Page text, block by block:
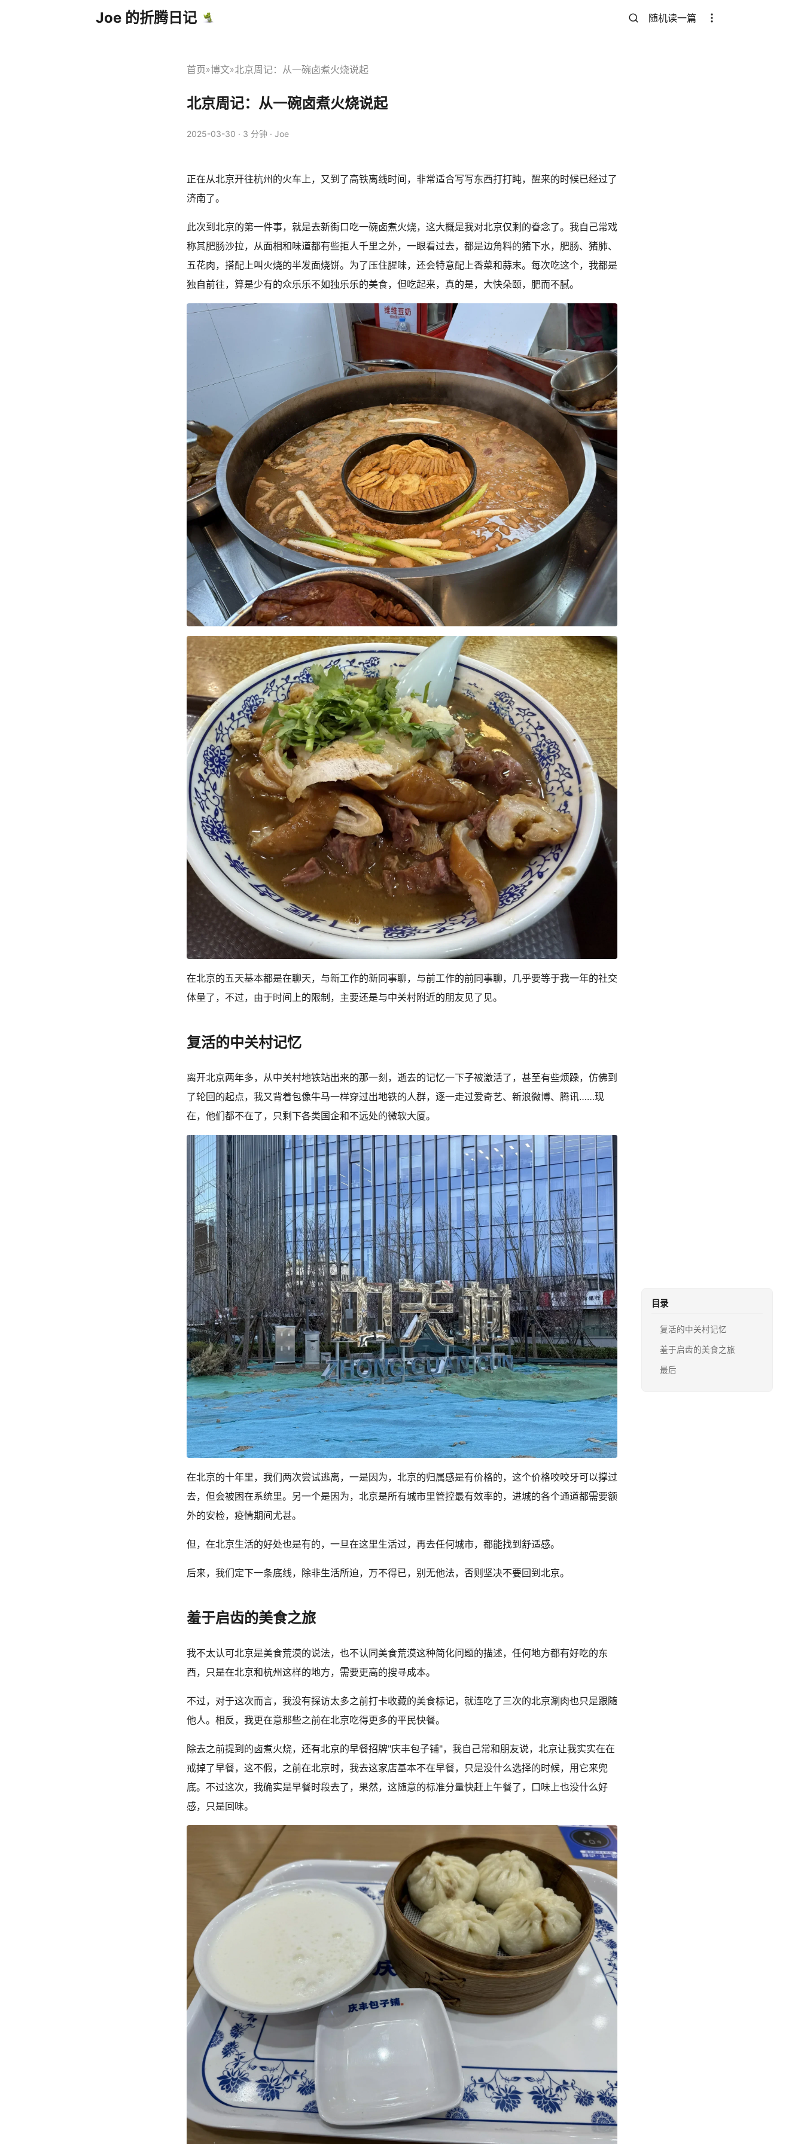
Joe 的折腾日记 随机读一篇
首页»博文»北京周记：从一碗卤煮火烧说起
北京周记：从一碗卤煮火烧说起
2025-03-30 · 3 分钟 · Joe
正在从北京开往杭州的火车上，又到了高铁离线时间，非常适合写写东西打打盹，醒来的时候已经过了
济南了。
此次到北京的第一件事，就是去新街口吃一碗卤煮火烧，这大概是我对北京仅剩的眷念了。我自己常戏
称其肥肠沙拉，从面相和味道都有些拒人千里之外，一眼看过去，都是边角料的猪下水，肥肠、猪肺、
五花肉，搭配上叫火烧的半发面烧饼。为了压住腥味，还会特意配上香菜和蒜末。每次吃这个，我都是
独自前往，算是少有的众乐乐不如独乐乐的美食，但吃起来，真的是，大快朵颐，肥而不腻。
在北京的五天基本都是在聊天，与新工作的新同事聊，与前工作的前同事聊，几乎要等于我一年的社交
体量了，不过，由于时间上的限制，主要还是与中关村附近的朋友见了见。
复活的中关村记忆
离开北京两年多，从中关村地铁站出来的那一刻，逝去的记忆一下子被激活了，甚至有些烦躁，仿佛到
了轮回的起点，我又背着包像牛马一样穿过出地铁的人群，逐一走过爱奇艺、新浪微博、腾讯……现
在，他们都不在了，只剩下各类国企和不远处的微软大厦。
在北京的十年里，我们两次尝试逃离，一是因为，北京的归属感是有价格的，这个价格咬咬牙可以撑过
去，但会被困在系统里。另一个是因为，北京是所有城市里管控最有效率的，进城的各个通道都需要额
外的安检，疫情期间尤甚。
但，在北京生活的好处也是有的，一旦在这里生活过，再去任何城市，都能找到舒适感。
后来，我们定下一条底线，除非生活所迫，万不得已，别无他法，否则坚决不要回到北京。
羞于启齿的美食之旅
我不太认可北京是美食荒漠的说法，也不认同美食荒漠这种简化问题的描述，任何地方都有好吃的东
西，只是在北京和杭州这样的地方，需要更高的搜寻成本。
不过，对于这次而言，我没有探访太多之前打卡收藏的美食标记，就连吃了三次的北京涮肉也只是跟随
他人。相反，我更在意那些之前在北京吃得更多的平民快餐。
除去之前提到的卤煮火烧，还有北京的早餐招牌"庆丰包子铺"，我自己常和朋友说，北京让我实实在在
戒掉了早餐，这不假，之前在北京时，我去这家店基本不在早餐，只是没什么选择的时候，用它来兜
底。不过这次，我确实是早餐时段去了，果然，这随意的标准分量快赶上午餐了，口味上也没什么好
感，只是回味。
目录
复活的中关村记忆
羞于启齿的美食之旅
最后